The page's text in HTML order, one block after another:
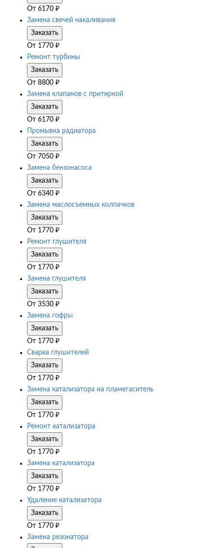
От 6170 ₽
Замена свечей накаливания
Заказать
От 1770 ₽
Ремонт турбины
Заказать
От 8800 ₽
Замена клапанов с притиркой
Заказать
От 6170 ₽
Промывка радиатора
Заказать
От 7050 ₽
Замена бензонасоса
Заказать
От 6340 ₽
Замена маслосъемных колпачков
Заказать
От 1770 ₽
Ремонт глушителя
Заказать
От 1770 ₽
Замена глушителя
Заказать
От 3530 ₽
Замена гофры
Заказать
От 1770 ₽
Сварка глушителей
Заказать
От 1770 ₽
Замена катализатора на пламегаситель
Заказать
От 1770 ₽
Ремонт катализатора
Заказать
От 1770 ₽
Замена катализатора
Заказать
От 1770 ₽
Удаление катализатора
Заказать
От 1770 ₽
Замена резонатора